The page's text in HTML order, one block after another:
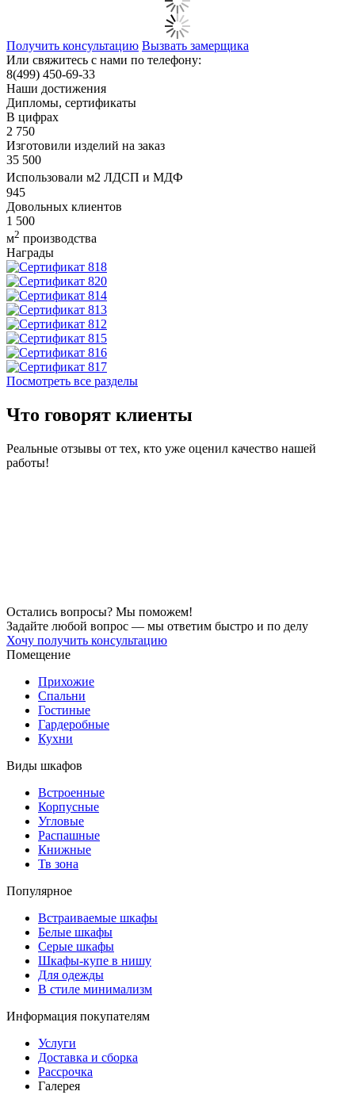
Получить консультацию Вызвать замерщика
Или свяжитесь с нами по телефону:
8(499) 450-69-33
Наши достижения
Дипломы, сертификаты
В цифрах
2 750
Изготовили изделий на заказ
35 500
Использовали м2 ЛДСП и МДФ
945
Довольных клиентов
1 500
м2 производства
Награды
Посмотреть все разделы
Что говорят клиенты
Реальные отзывы от тех, кто уже оценил качество нашей
работы!
Остались вопросы? Мы поможем!
Задайте любой вопрос — мы ответим быстро и по делу
Хочу получить консультацию
Помещение
Прихожие
Спальни
Гостиные
Гардеробные
Кухни
Виды шкафов
Встроенные
Корпусные
Угловые
Распашные
Книжные
Тв зона
Популярное
Встраиваемые шкафы
Белые шкафы
Серые шкафы
Шкафы-купе в нишу
Для одежды
В стиле минимализм
Информация покупателям
Услуги
Доставка и сборка
Рассрочка
Галерея